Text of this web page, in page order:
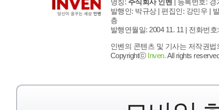
명칭: 주식회사 인벤 | 등록번호: 경
발행인: 박규상 | 편집인: 강민우 |
층
발행연월일: 2004 11. 11 | 전화번호
인벤의 콘텐츠 및 기사는 저작권
Copyrightⓒ Inven.All rights